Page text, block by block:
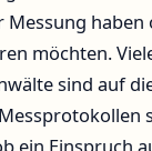
Messung haben
möchten.
sind auf